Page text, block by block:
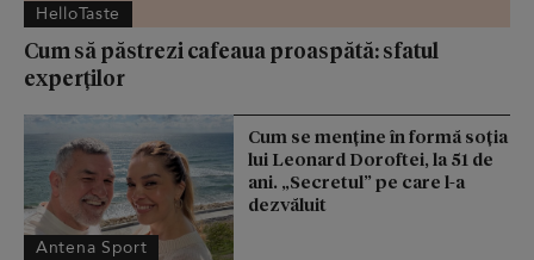
HelloTaste
Cum să păstrezi cafeaua proaspătă: sfatul
experților
Antena Sport
Cum se menţine în formă soţia
lui Leonard Doroftei, la 51 de
ani. „Secretul” pe care l-a
dezvăluit